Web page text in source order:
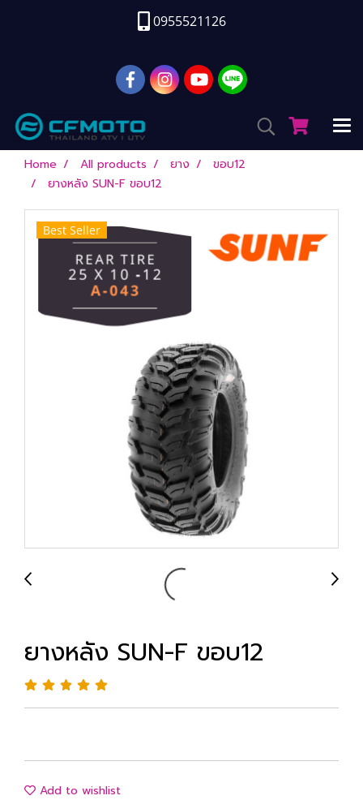
0955521126
Home All products ยาง
ขอบ12
ยางหลัง SUN-F ขอบ12
Best Seller
ยางหลัง SUN-F ขอบ12
Add to wishlist